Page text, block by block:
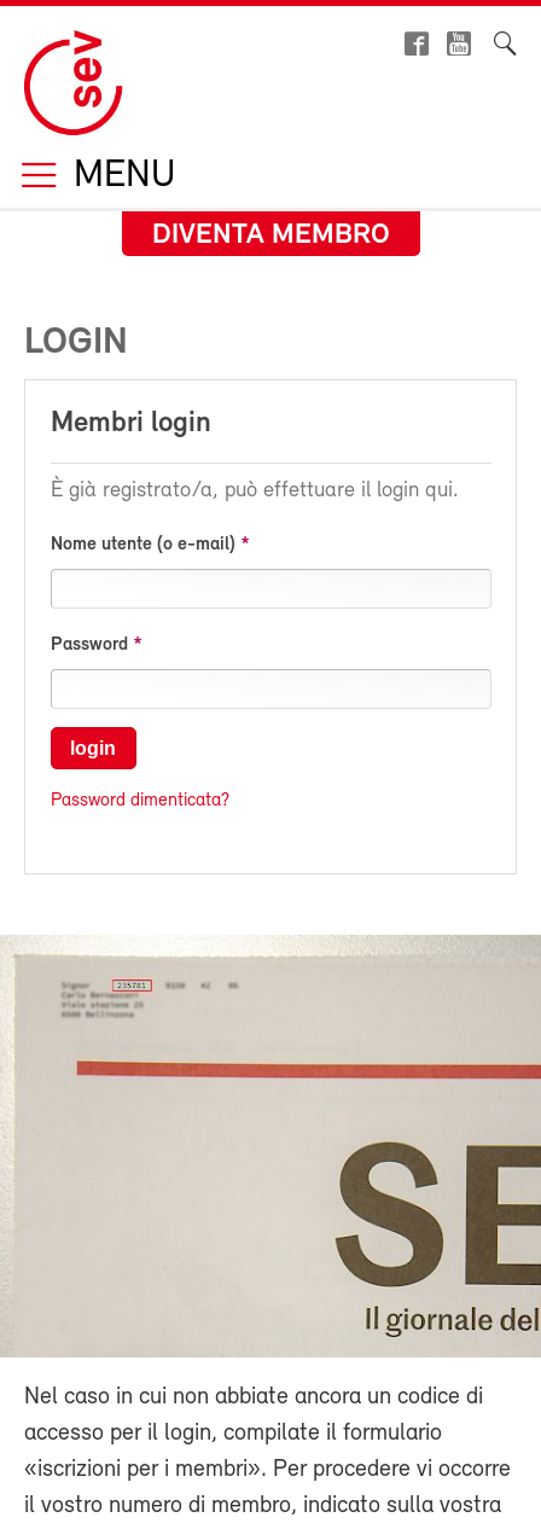
MENU
DIVENTA MEMBRO
LOGIN
Membri login
È già registrato/a, può effettuare il login qui.
Nome utente (o e-mail)
Password
login
Password dimenticata?
Nel caso in cui non abbiate ancora un codice di
accesso per il login, compilate il formulario
«iscrizioni per i membri». Per procedere vi occorre
il vostro numero di membro, indicato sulla vostra